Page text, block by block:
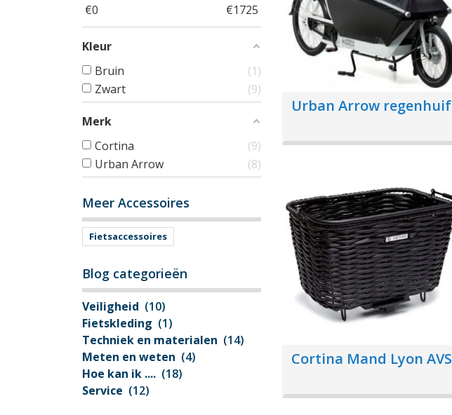
€0 €1725
Kleur
Bruin
1
Zwart
9
Merk
Cortina
9
Urban Arrow
8
Meer Accessoires
Fietsaccessoires
Blog categorieën
Veiligheid (10)
Fietskleding (1)
Techniek en materialen (14)
Meten en weten (4)
Hoe kan ik .... (18)
Service (12)
Urban Arrow regenhuif
Cortina Mand Lyon AVS